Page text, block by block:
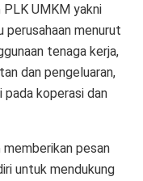
PLK UMKM yakni
perusahaan menurut
tenaga kerja,
dan pengeluaran,
koperasi dan
pesan
untuk mendukung